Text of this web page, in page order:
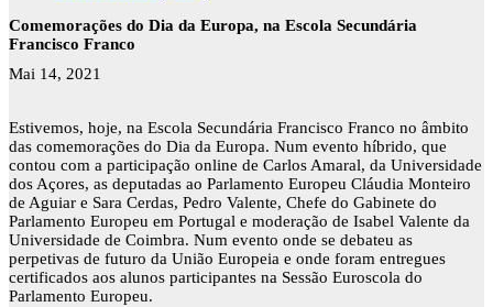
Comemorações do Dia da Europa, na Escola Secundária
Francisco Franco
Mai 14, 2021
Estivemos, hoje, na Escola Secundária Francisco Franco no âmbito
das comemorações do Dia da Europa. Num evento híbrido, que
contou com a participação online de Carlos Amaral, da Universidade
dos Açores, as deputadas ao Parlamento Europeu Cláudia Monteiro
de Aguiar e Sara Cerdas, Pedro Valente, Chefe do Gabinete do
Parlamento Europeu em Portugal e moderação de Isabel Valente da
Universidade de Coimbra. Num evento onde se debateu as
perpetivas de futuro da União Europeia e onde foram entregues
certificados aos alunos participantes na Sessão Euroscola do
Parlamento Europeu.